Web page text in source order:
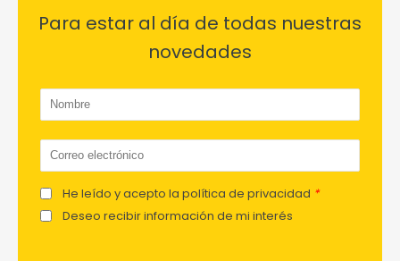
Para estar al día de todas nuestras
novedades
He leído y acepto la política de privacidad *
Deseo recibir información de mi interés